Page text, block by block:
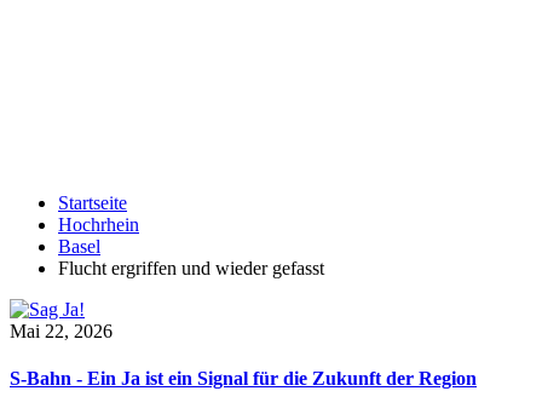
Startseite
Hochrhein
Basel
Flucht ergriffen und wieder gefasst
Mai 22, 2026
S-Bahn - Ein Ja ist ein Signal für die Zukunft der Region